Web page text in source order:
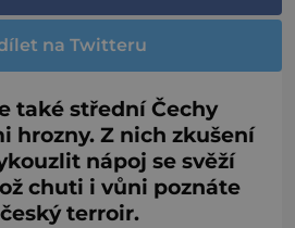
na Twitteru
také střední Čechy
hrozny. Z nich zkušení
nápoj se svěží
chuti i vůni poznáte
terroir.